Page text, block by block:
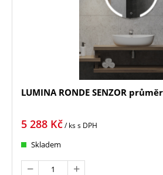
LUMINA RONDE SENZOR
5 288 Kč/ kss DPH
Skladem